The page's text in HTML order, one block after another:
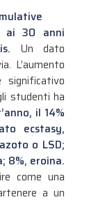
ai 30 anni
Un dato
L’aumento
studenti ha
il 14%
ecstasy,
o LSD;
8%, eroina.
come una
a un